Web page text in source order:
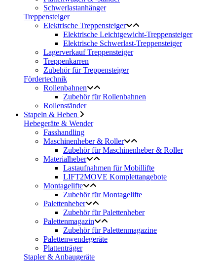
Schwerlastanhänger
Treppensteiger
Elektrische Treppensteiger
Elektrische Leichtgewicht-Treppensteiger
Elektrische Schwerlast-Treppensteiger
Lagerverkauf Treppensteiger
Treppenkarren
Zubehör für Treppensteiger
Fördertechnik
Rollenbahnen
Zubehör für Rollenbahnen
Rollenständer
Stapeln & Heben
Hebegeräte & Wender
Fasshandling
Maschinenheber & Roller
Zubehör für Maschinenheber & Roller
Materialheber
Lastaufnahmen für Mobillifte
LIFT2MOVE Komplettangebote
Montagelifte
Zubehör für Montagelifte
Palettenheber
Zubehör für Palettenheber
Palettenmagazin
Zubehör für Palettenmagazine
Palettenwendegeräte
Plattenträger
Stapler & Anbaugeräte